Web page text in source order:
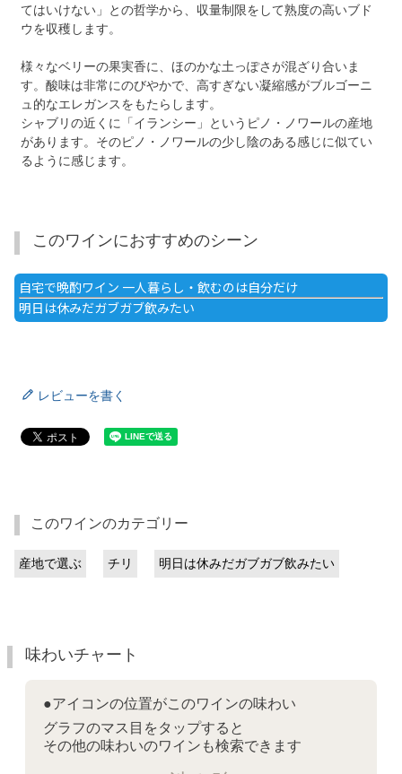
てはいけない」との哲学から、収量制限をして熟度の高いブド
ウを収穫します。
様々なベリーの果実香に、ほのかな土っぽさが混ざり合いま
す。酸味は非常にのびやかで、高すぎない凝縮感がブルゴーニ
ュ的なエレガンスをもたらします。
シャブリの近くに「イランシー」というピノ・ノワールの産地
があります。そのピノ・ノワールの少し陰のある感じに似てい
るように感じます。
このワインにおすすめのシーン
自宅で晩酌ワイン 一人暮らし・飲むのは自分だけ
明日は休みだガブガブ飲みたい
レビューを書く
このワインのカテゴリー
産地で選ぶ チリ 明日は休みだガブガブ飲みたい
味わいチャート
●アイコンの位置がこのワインの味わい
グラフのマス目をタップすると
その他の味わいのワインも検索できます